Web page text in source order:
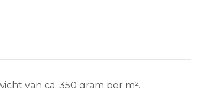
van ca. 350 gram per m².